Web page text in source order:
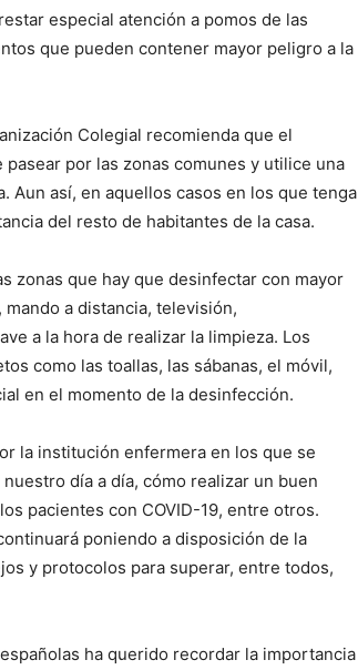
especial atención a pomos de las
que pueden contener mayor peligro a la
Colegial recomienda que el
por las zonas comunes y utilice una
Aun así, en aquellos casos en los que tenga
del resto de habitantes de la casa.
zonas que hay que desinfectar con mayor
a distancia, televisión,
a la hora de realizar la limpieza. Los
como las toallas, las sábanas, el móvil,
en el momento de la desinfección.
la institución enfermera en los que se
día a día, cómo realizar un buen
pacientes con COVID-19, entre otros.
poniendo a disposición de la
y protocolos para superar, entre todos,
ha querido recordar la importancia